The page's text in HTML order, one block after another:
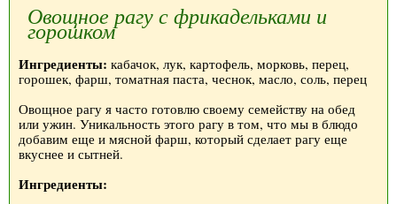
Овощное рагу с фрикадельками и
горошком
Ингредиенты: кабачок, лук, картофель, морковь, перец,
горошек, фарш, томатная паста, чеснок, масло, соль, перец
Овощное рагу я часто готовлю своему семейству на обед
или ужин. Уникальность этого рагу в том, что мы в блюдо
добавим еще и мясной фарш, который сделает рагу еще
вкуснее и сытней.
Ингредиенты: